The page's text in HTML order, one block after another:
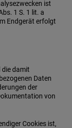
ist
1 S. 1 lit. a
Endgerät erfolgt
die damit
Daten
der
von
Cookies ist,